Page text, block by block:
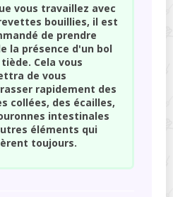
vous travaillez avec
bouillies, il est
de prendre
la présence d'un bol
Cela vous
de vous
rapidement des
collées, des écailles,
intestinales
éléments qui
toujours.